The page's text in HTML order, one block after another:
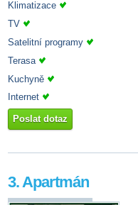
Klimatizace
TV
Satelitní programy
Terasa
Kuchyně
Internet
Poslat dotaz
3. Apartmán